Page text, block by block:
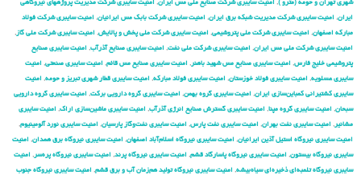
شهری تهران و حومه (مترو ), امنیت سایبری شركت صنایع ملی مس ایران, امنیت سایبری شركت مدیریت پروژههای نیروگاهی
ایران, امنیت سایبری شركت مدیریت شبكه برق ایران, امنیت سایبری شرکت بابک مس ایرانیان, امنیت سایبری شرکت فولاد
مبارکه اصفهان, امنیت سایبری شرکت ملی پتروشیمی, امنیت سایبری شرکت ملی پخش و پالایش, امنیت سایبری شرکت ملی گاز ,
امنیت سایبری شرکت ملی مس ایران, امنیت سایبری شرکت ملی نفت, امنیت سایبری صنایع آذرآب, امنیت سایبری صنایع
پتروشیمی خلیج فارس, امنیت سایبری صنایع مس شهید باهنر , امنیت سایبری صنایع مس قائم, امنیت سایبری صنعتی, امنیت
سایبری عسلویه, امنیت سایبری فولاد خوزستان, امنیت سایبری فولاد مبارکه, امنیت سایبری قطار شهری تبریز و حومه, امنیت
سایبری کشتیرانی کمباین‌سازی ایران, امنیت سایبری گروه بهمن, امنیت سایبری گروه دارویی برکت, امنیت سایبری گروه دارویی
سبحان, امنیت سایبری گروه مپنا, امنیت سایبری گسترش صنایع انرژی آذرآب, امنیت سایبری ماشین‌سازی اراک, امنیت سایبری
مشانیر , امنیت سایبری نفت بهران, امنیت سایبری نفت پارس, امنیت سایبری نفت‌وگاز پارسیان, امنیت سایبری نورد آلومینیوم,
امنیت سایبری نیروگاه استیل آذین ایرانیان, امنیت سایبری نیروگاه اسلام‌آباد اصفهان, امنیت سایبری نیروگاه برق همدان, امنیت
سایبری نیروگاه بیستون, امنیت سایبری نیروگاه پاسارگاد قشم, امنیت سایبری نیروگاه پرند, امنیت سایبری نیروگاه پره‌سر , امنیت
سایبری نیروگاه تلمبه‌ای ذخیره‌ای سیاه‌بیشه, امنیت سایبری نیروگاه تولید هم‌زمان آب و برق قشم, امنیت سایبری نیروگاه جنوب